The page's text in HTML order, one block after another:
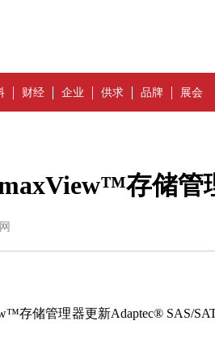
财经 企业 供求 品牌 展会
存储管
存储管理器更新Adaptec® SAS/